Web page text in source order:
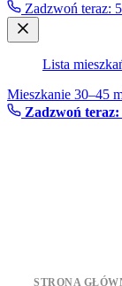
Zadzwoń teraz:
Lista
Mieszkanie 30–45
Zadzwoń teraz:
STRONA